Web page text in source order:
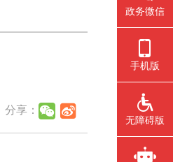
分享：
政务微信
手机版
无障碍版